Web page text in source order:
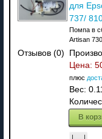
Отзывов (0)
для
737/
Помпа в
Artisan
Цена:
плюс
Вес:
В